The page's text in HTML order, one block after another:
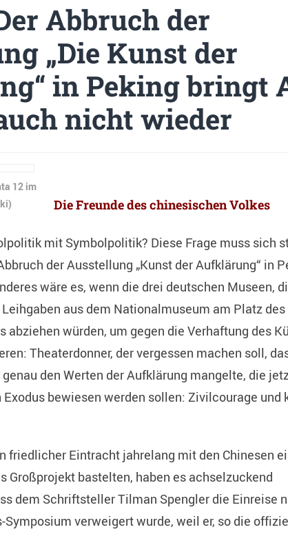
Abbruch der
„Die Kunst der
in Peking bringt
nicht wieder
12 im
Die Freunde des chinesischen Volkes
mit Symbolpolitik? Diese Frage muss sich
der Ausstellung „Kunst der Aufklärung“ in
wäre es, wenn die drei deutschen Museen,
aus dem Nationalmuseum am Platz des
abziehen würden, um gegen die Verhaftung des
Theaterdonner, der vergessen machen soll,
den Werten der Aufklärung mangelte, die
bewiesen werden sollen: Zivilcourage und
friedlicher Eintracht jahrelang mit den Chinesen
Großprojekt bastelten, haben es achselzuckend
dem Schriftsteller Tilman Spengler die Einreise
Symposium verweigert wurde, weil er, so die